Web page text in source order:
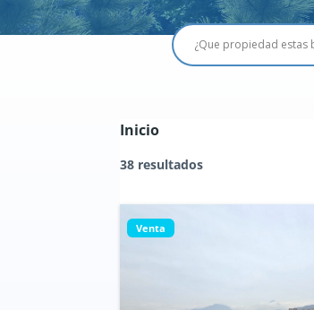
Inicio
38 resultados
Venta